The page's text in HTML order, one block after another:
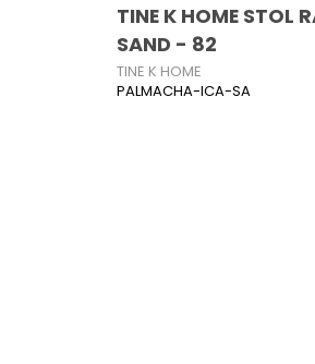
TINE K HOME STOL
SAND - 82
TINE K HOME
PALMACHA-ICA-SA